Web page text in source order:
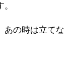
あの時は立てな